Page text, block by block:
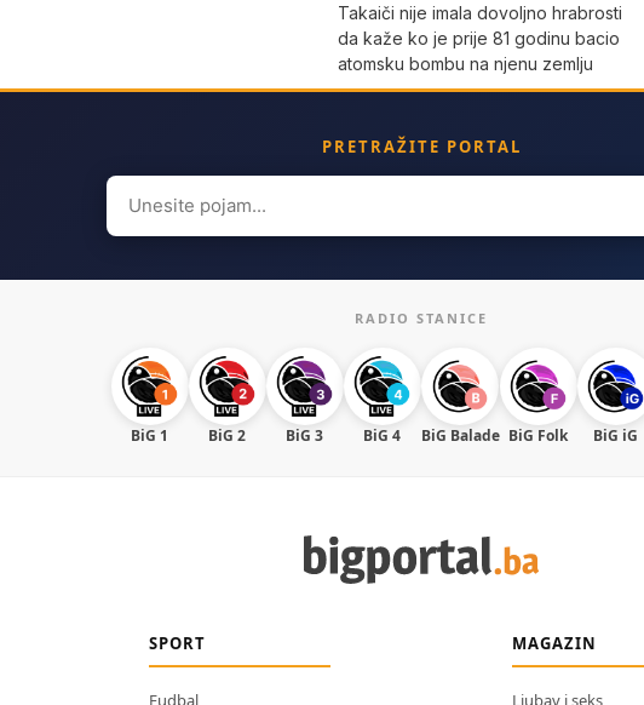
Takaiči nije imala dovoljno hrabrosti
da kaže ko je prije 81 godinu bacio
atomsku bombu na njenu zemlju
PRETRAŽITE PORTAL
Search
for:
RADIO STANICE
BiG 1 BiG 2 BiG 3 BiG 4 BiG Balade BiG Folk BiG iG
SPORT MAGAZIN